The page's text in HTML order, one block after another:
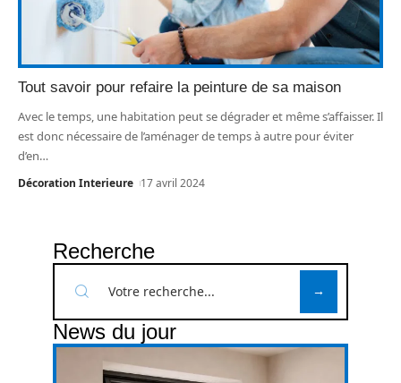
Tout savoir pour refaire la peinture de sa maison
Avec le temps, une habitation peut se dégrader et même s’affaisser. Il
est donc nécessaire de l’aménager de temps à autre pour éviter
d’en…
Décoration Interieure 17 avril 2024
Recherche
News du jour